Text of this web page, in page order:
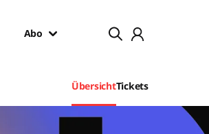
Abo
ÜbersichtTickets